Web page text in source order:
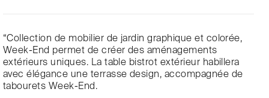
“Collection de mobilier de jardin graphique et colorée,
Week-End permet de créer des aménagements
extérieurs uniques. La table bistrot extérieur habillera
avec élégance une terrasse design, accompagnée de
tabourets Week-End.